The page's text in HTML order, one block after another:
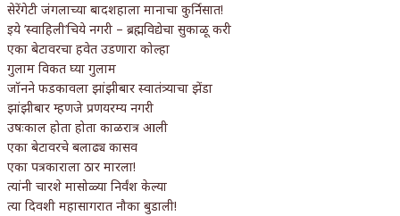
सेरेंगेटी जंगलाच्या बादशहाला मानाचा कुर्निसात!
इये ’स्वाहिली’चिये नगरी – ब्रह्मविद्येचा सुकाळू करी
एका बेटावरचा हवेत उडणारा कोल्हा
गुलाम विकत घ्या गुलाम
जॉनने फडकावला झांझीबार स्वातंत्र्याचा झेंडा
झांझीबार म्हणजे प्रणयरम्य नगरी
उषःकाल होता होता काळरात्र आली
एका बेटावरचे बलाढ्य कासव
एका पत्रकाराला ठार मारला!
त्यांनी चारशे मासोळ्या निर्वंश केल्या
त्या दिवशी महासागरात नौका बुडाली!